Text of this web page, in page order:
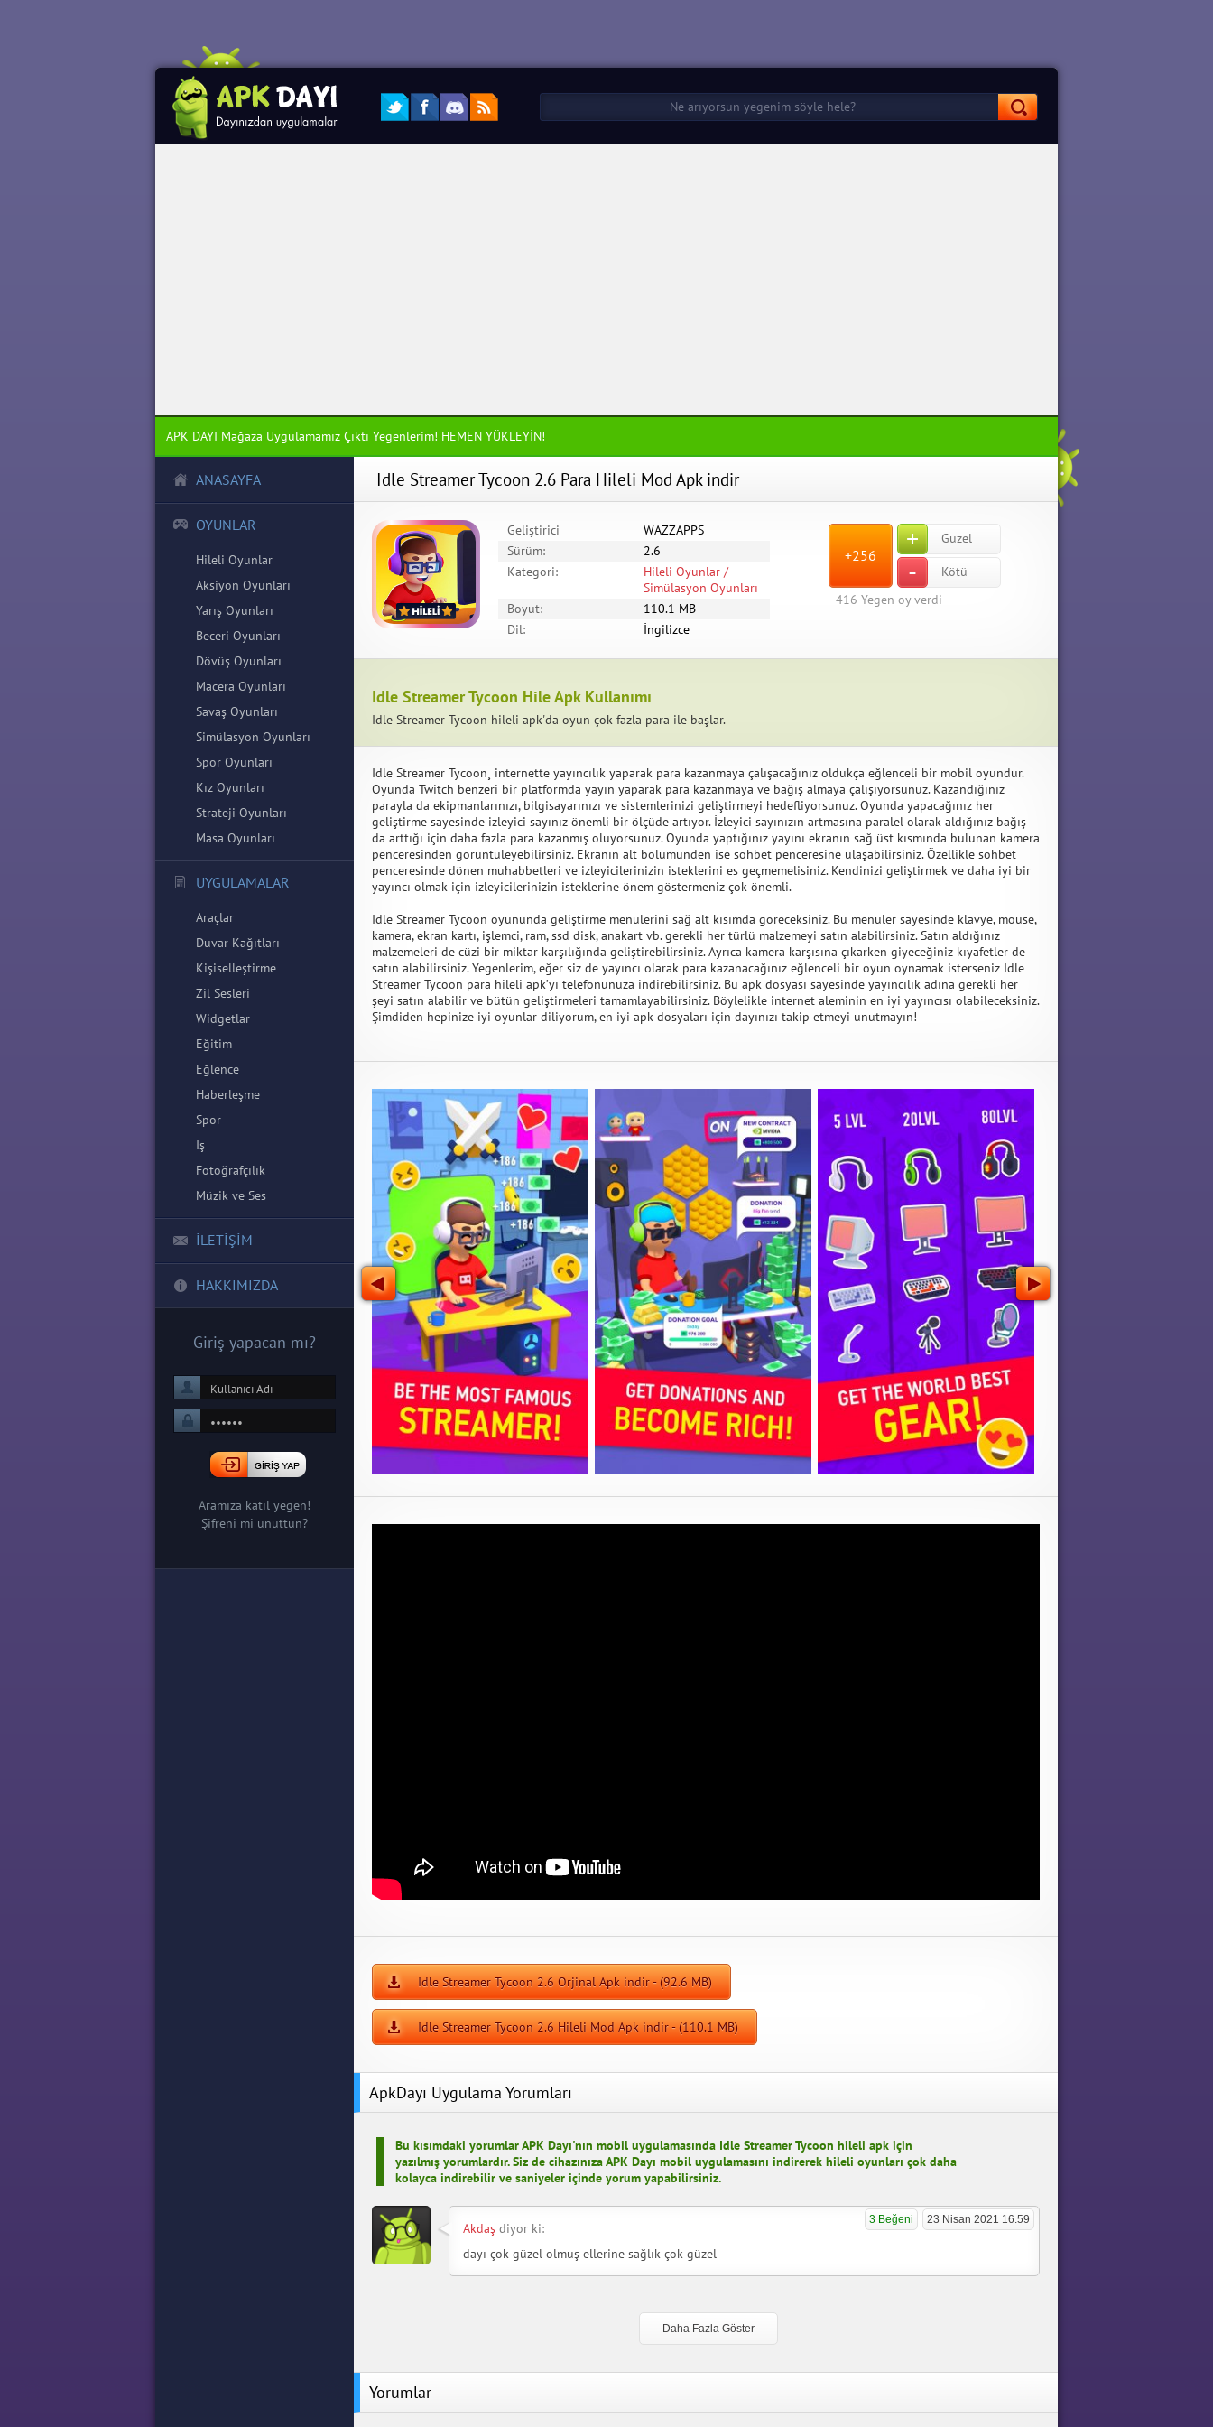
APK DAYI Mağaza Uygulamamız Çıktı Yegenlerim! HEMEN YÜKLEYİN!
ANASAYFA
OYUNLAR
Hileli Oyunlar
Aksiyon Oyunları
Yarış Oyunları
Beceri Oyunları
Dövüş Oyunları
Macera Oyunları
Savaş Oyunları
Simülasyon Oyunları
Spor Oyunları
Kız Oyunları
Strateji Oyunları
Masa Oyunları
UYGULAMALAR
Araçlar
Duvar Kağıtları
Kişiselleştirme
Zil Sesleri
Widgetlar
Eğitim
Eğlence
Haberleşme
Spor
İş
Fotoğrafçılık
Müzik ve Ses
İLETİŞİM
HAKKIMIZDA
Giriş yapacan mı?
Aramıza katıl yegen!
Şifreni mi unuttun?
Idle Streamer Tycoon 2.6 Para Hileli Mod Apk indir
Geliştirici
WAZZAPPS
Sürüm:
2.6
Kategori:
Hileli Oyunlar /
Simülasyon Oyunları
Boyut:
110.1 MB
Dil:
İngilizce
+256
+ Güzel
-
Kötü
416 Yegen oy verdi
Idle Streamer Tycoon Hile Apk Kullanımı
Idle Streamer Tycoon hileli apk'da oyun çok fazla para ile başlar.
Idle Streamer Tycoon¸ internette yayıncılık yaparak para kazanmaya çalışacağınız oldukça eğlenceli bir mobil oyundur.
Oyunda Twitch benzeri bir platformda yayın yaparak para kazanmaya ve bağış almaya çalışıyorsunuz. Kazandığınız
parayla da ekipmanlarınızı, bilgisayarınızı ve sistemlerinizi geliştirmeyi hedefliyorsunuz. Oyunda yapacağınız her
geliştirme sayesinde izleyici sayınız önemli bir ölçüde artıyor. İzleyici sayınızın artmasına paralel olarak aldığınız bağış
da arttığı için daha fazla para kazanmış oluyorsunuz. Oyunda yaptığınız yayını ekranın sağ üst kısmında bulunan kamera
penceresinden görüntüleyebilirsiniz. Ekranın alt bölümünden ise sohbet penceresine ulaşabilirsiniz. Özellikle sohbet
penceresinde dönen muhabbetleri ve izleyicilerinizin isteklerini es geçmemelisiniz. Kendinizi geliştirmek ve daha iyi bir
yayıncı olmak için izleyicilerinizin isteklerine önem göstermeniz çok önemli.
Idle Streamer Tycoon oyununda geliştirme menülerini sağ alt kısımda göreceksiniz. Bu menüler sayesinde klavye, mouse,
kamera, ekran kartı, işlemci, ram, ssd disk, anakart vb. gerekli her türlü malzemeyi satın alabilirsiniz. Satın aldığınız
malzemeleri de cüzi bir miktar karşılığında geliştirebilirsiniz. Ayrıca kamera karşısına çıkarken giyeceğiniz kıyafetler de
satın alabilirsiniz. Yegenlerim, eğer siz de yayıncı olarak para kazanacağınız eğlenceli bir oyun oynamak isterseniz Idle
Streamer Tycoon para hileli apk’yı telefonunuza indirebilirsiniz. Bu apk dosyası sayesinde yayıncılık adına gerekli her
şeyi satın alabilir ve bütün geliştirmeleri tamamlayabilirsiniz. Böylelikle internet aleminin en iyi yayıncısı olabileceksiniz.
Şimdiden hepinize iyi oyunlar diliyorum, en iyi apk dosyaları için dayınızı takip etmeyi unutmayın!
Idle Streamer Tycoon 2.6 Orjinal Apk indir - (92.6 MB)
Idle Streamer Tycoon 2.6 Hileli Mod Apk indir - (110.1 MB)
ApkDayı Uygulama Yorumları
Bu kısımdaki yorumlar APK Dayı'nın mobil uygulamasında Idle Streamer Tycoon hileli apk için
yazılmış yorumlardır. Siz de cihazınıza APK Dayı mobil uygulamasını indirerek hileli oyunları çok daha
kolayca indirebilir ve saniyeler içinde yorum yapabilirsiniz.
23 Nisan 2021 16.59
3 Beğeni
Akdaş diyor ki:
dayı çok güzel olmuş ellerine sağlık çok güzel
Daha Fazla Göster
Yorumlar
APK İndir
Workidle Tycoon
APK İndir APK İndir